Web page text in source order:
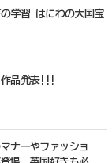
の学習 はにわの大国宝
作品発表!!!
ナーやファッショ